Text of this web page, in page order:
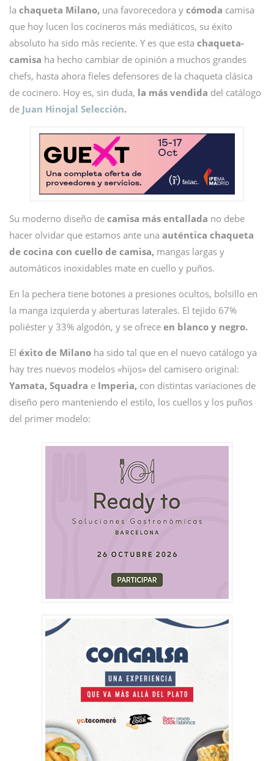
la chaqueta Milano, una favorecedora y cómoda camisa
que hoy lucen los cocineros más mediáticos, su éxito
absoluto ha sido más reciente. Y es que esta chaqueta-
camisa ha hecho cambiar de opinión a muchos grandes
chefs, hasta ahora fieles defensores de la chaqueta clásica
de cocinero. Hoy es, sin duda, la más vendida del catálogo
de Juan Hinojal Selección.
Su moderno diseño de camisa más entallada no debe
hacer olvidar que estamos ante una auténtica chaqueta
de cocina con cuello de camisa, mangas largas y
automáticos inoxidables mate en cuello y puños.
En la pechera tiene botones a presiones ocultos, bolsillo en
la manga izquierda y aberturas laterales. El tejido 67%
poliéster y 33% algodón, y se ofrece en blanco y negro.
El éxito de Milano ha sido tal que en el nuevo catálogo ya
hay tres nuevos modelos «hijos» del camisero original:
Yamata, Squadra e Imperia, con distintas variaciones de
diseño pero manteniendo el estilo, los cuellos y los puños
del primer modelo: